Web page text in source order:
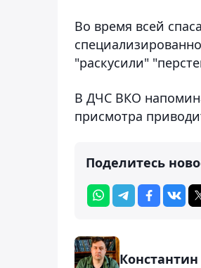
Во время всей
"раскусили"
В ДЧС ВКО
присмотра
Поделитесь